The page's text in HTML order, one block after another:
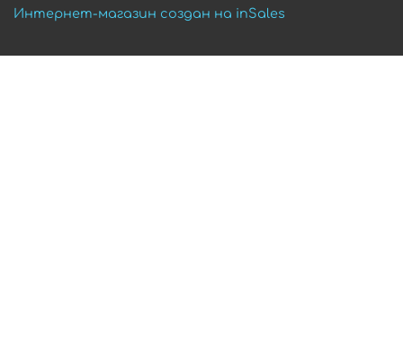
Интернет-магазин создан на inSales